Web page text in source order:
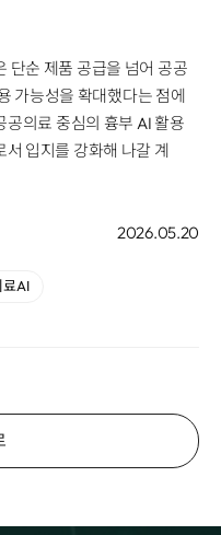
단순 제품 공급을 넘어 공공
가능성을 확대했다는 점에
공의료 중심의 흉부 AI 활용
입지를 강화해 나갈 계
2026.05.20
AI